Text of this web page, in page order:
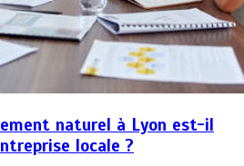
naturel à Lyon est-il
locale ?